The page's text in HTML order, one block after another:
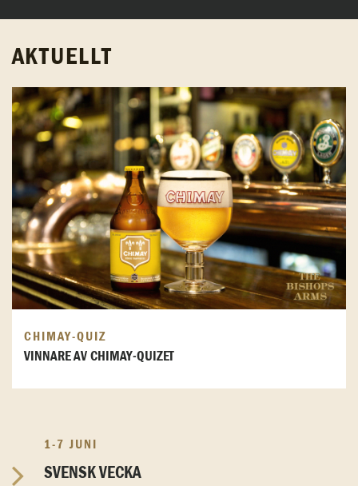
AKTUELLT
CHIMAY-QUIZ
VINNARE AV CHIMAY-QUIZET
1-7 JUNI
SVENSK VECKA